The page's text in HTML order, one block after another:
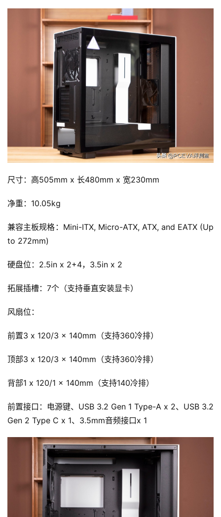
尺寸：高505mm x 长480mm x 宽230mm
净重：10.05kg
兼容主板规格：Mini-ITX, Micro-ATX, ATX, and EATX (Up
to 272mm)
硬盘位：2.5in x 2+4，3.5in x 2
拓展插槽：7个（支持垂直安装显卡）
风扇位：
前置3 x 120/3 x 140mm（支持360冷排）
顶部3 x 120/3 x 140mm（支持360冷排）
背部1 x 120/1 x 140mm（支持140冷排）
前置接口：电源键、USB 3.2 Gen 1 Type-A x 2、USB 3.2
Gen 2 Type C x 1、3.5mm音频接口x 1